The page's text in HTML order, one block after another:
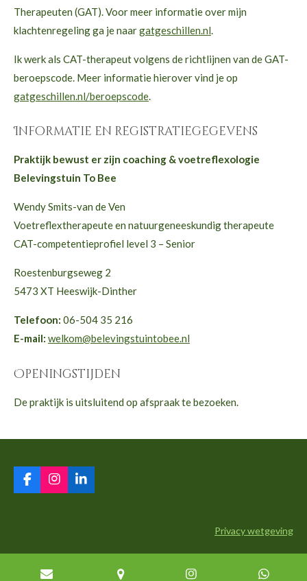
Therapeuten (GAT). Voor meer informatie over mijn
klachtenregeling ga je naargatgeschillen.nl.
Ik werk als CAT-therapeut volgens de richtlijnen van de GAT-
beroepscode. Meer informatie hierover vind je op
gatgeschillen.nl/beroepscode.
Informatie en registratiegegevens
Praktijk bewust er zijn coaching & voetreflexologie
Belevingstuin To Bee
Wendy Smits-van de Ven
Voetreflextherapeute en natuurgeneeskundig therapeute
CAT-competentieprofiel level 3 – Senior
Roestenburgseweg 2
5473 XT Heeswijk-Dinther
Telefoon: 06-504 35 216
E-mail: welkom@belevingstuintobee.nl
Openingstijden
De praktijk is uitsluitend op afspraak te bezoeken.
F
a
I
n
L
i
Privacy wetgeving
Algemene voorwaarden
© vanaf 2013 tot heden Praktijk Bewust er zijn Coaching en